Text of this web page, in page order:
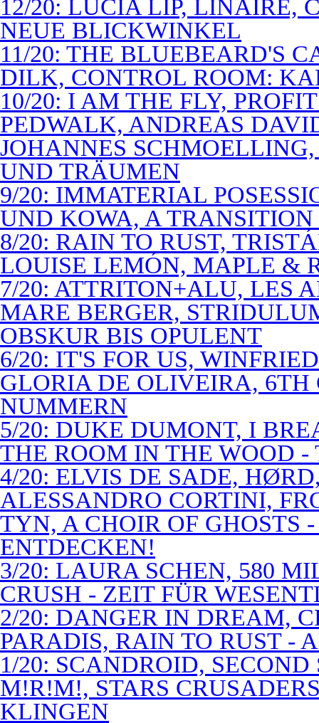
12/20: LUCIA LIP, LINAIRE,
NEUE BLICKWINKEL
11/20: THE BLUEBEARD'S
DILK, CONTROL ROOM:
10/20: I AM THE FLY,
PEDWALK, ANDREAS
JOHANNES
UND TRÄUMEN
9/20: IMMATERIAL
UND KOWA, A
8/20: RAIN TO RUST,
LOUISE LEMÓN, MAPLE &
7/20: ATTRITON+ALU, LES
MARE BERGER,
OBSKUR BIS OPULENT
6/20: IT'S FOR US,
GLORIA DE OLIVEIRA, 6TH
NUMMERN
5/20: DUKE DUMONT, I
THE ROOM IN THE WOOD
4/20: ELVIS DE SADE,
ALESSANDRO CORTINI,
TYN, A CHOIR OF GHOSTS
ENTDECKEN!
3/20: LAURA SCHEN, 580
CRUSH - ZEIT FÜR
2/20: DANGER IN DREAM,
PARADIS, RAIN TO RUST -
1/20: SCANDROID,
M!R!M!, STARS
KLINGEN